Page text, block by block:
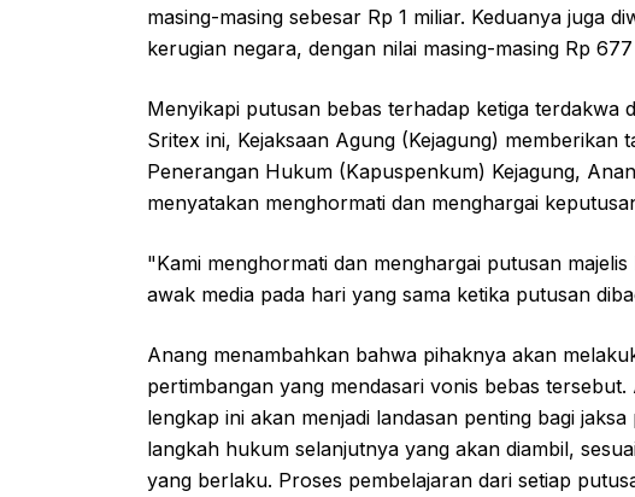
masing-masing sebesar Rp 1 miliar. Keduanya juga
kerugian negara, dengan nilai masing-masing Rp 677
Menyikapi putusan bebas terhadap ketiga terdakwa
Sritex ini, Kejaksaan Agung (Kejagung) memberikan
Penerangan Hukum (Kapuspenkum) Kejagung,
menyatakan menghormati dan menghargai
"Kami menghormati dan menghargai putusan
awak media pada hari yang sama ketika putusan
Anang menambahkan bahwa pihaknya akan
pertimbangan yang mendasari vonis bebas
lengkap ini akan menjadi landasan penting bagi
langkah hukum selanjutnya yang akan diambil,
yang berlaku. Proses pembelajaran dari setiap